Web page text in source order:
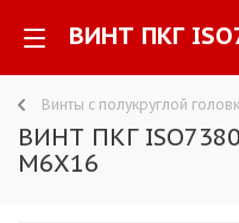
Винты с полукруглой
ВИНТ ПКГ
M6X16